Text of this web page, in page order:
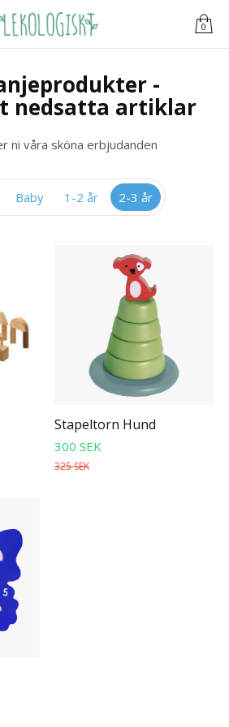
0
-
nedsatta artiklar
ni våra sköna erbjudanden
Baby 1-2 år 2-3 år
Stapeltorn Hund
300 SEK
325 SEK